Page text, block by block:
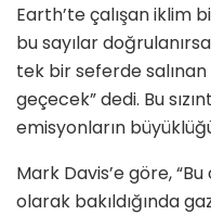
Earth’te çalışan iklim
bu sayılar
tek bir seferde
geçecek” dedi. Bu
emisyonların
Mark Davis’e göre,
olarak bakıldığında